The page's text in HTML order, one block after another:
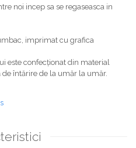
noi incep sa se regaseasca in
imprimat cu grafica
este confecționat din material
de întărire de la umăr la umăr.